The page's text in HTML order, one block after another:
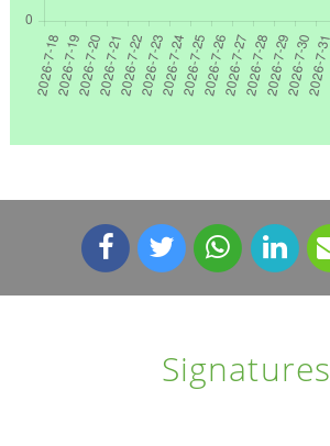
Signatures